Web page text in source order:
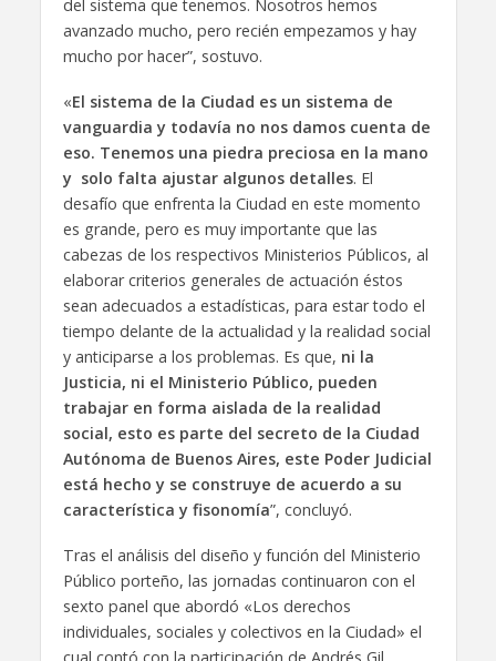
del sistema que tenemos. Nosotros hemos
avanzado mucho, pero recién empezamos y hay
mucho por hacer”, sostuvo.
«El sistema de la Ciudad es un sistema de
vanguardia y todavía no nos damos cuenta de
eso. Tenemos una piedra preciosa en la mano
y solo falta ajustar algunos detalles. El
desafío que enfrenta la Ciudad en este momento
es grande, pero es muy importante que las
cabezas de los respectivos Ministerios Públicos, al
elaborar criterios generales de actuación éstos
sean adecuados a estadísticas, para estar todo el
tiempo delante de la actualidad y la realidad social
y anticiparse a los problemas. Es que, ni la
Justicia, ni el Ministerio Público, pueden
trabajar en forma aislada de la realidad
social, esto es parte del secreto de la Ciudad
Autónoma de Buenos Aires, este Poder Judicial
está hecho y se construye de acuerdo a su
característica y fisonomía”, concluyó.
Tras el análisis del diseño y función del Ministerio
Público porteño, las jornadas continuaron con el
sexto panel que abordó «Los derechos
individuales, sociales y colectivos en la Ciudad» el